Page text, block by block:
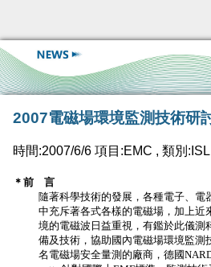
2007電磁場環境監測技術研
時間:2007/6/6 項目:EMC , 類別:ISL
＊前 言
隨著科學技術的發展，各種電子、電
中充斥著各式各樣的電磁場，加上近
境的電磁波日益重視，有鑑於此儀測
備及技術，協助國內電磁場環境監測
名電磁場安全量測的廠商，德國